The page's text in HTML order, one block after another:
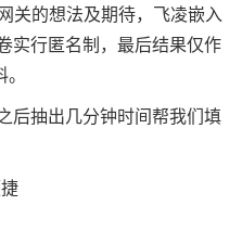
关的想法及期待， 飞凌嵌入
实行匿名制，最后结果仅作
后抽出几分钟时间帮我们填